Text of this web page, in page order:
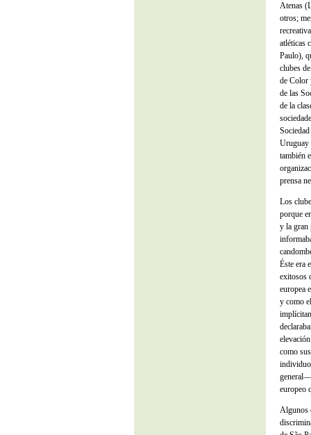
Atenas
otros;
atléticas
Paulo),
clubes
de Color
de las
de la
Uruguay
también
prensa
Los
porque
y la gran
Éste era
exitosos
europea
y como
como
europeo
Algunos